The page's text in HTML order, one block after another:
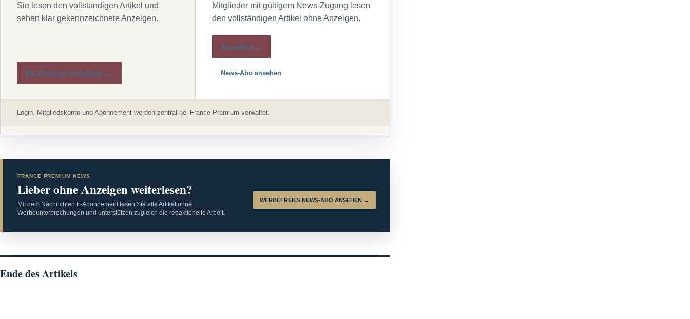
Sie lesen den vollständigen Artikel und
sehen klar gekennzeichnete Anzeigen.
Mit Werbung weiterlesen →
Mitglieder mit gültigem News-Zugang lesen
den vollständigen Artikel ohne Anzeigen.
Anmelden →
News-Abo ansehen
Login, Mitgliedskonto und Abonnement werden zentral bei France Premium verwaltet.
FRANCE PREMIUM NEWS
Lieber ohne Anzeigen weiterlesen?
Mit dem Nachrichten.fr-Abonnement lesen Sie alle Artikel ohne
Werbeunterbrechungen und unterstützen zugleich die redaktionelle Arbeit.
WERBEFREIES NEWS-ABO ANSEHEN →
Ende des Artikels